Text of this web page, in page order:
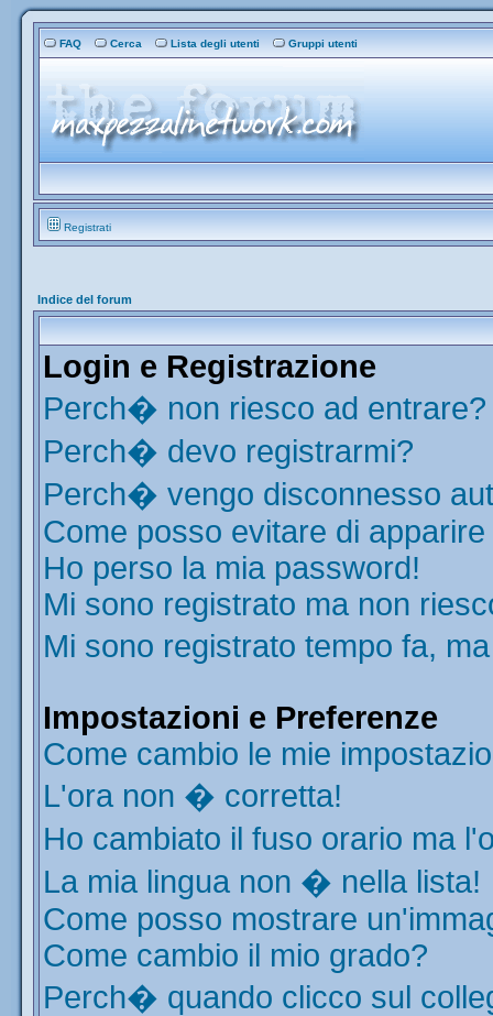
FAQ Cerca Lista degli utenti Gruppi utenti
Registrati
Indice del forum
Login e Registrazione
Perch� non riesco ad entrare?
Perch� devo registrarmi?
Perch� vengo disconnesso
Come posso evitare di
Ho perso la mia password!
Mi sono registrato ma non
Mi sono registrato tempo fa,
Impostazioni e Preferenze
Come cambio le mie
L'ora non � corretta!
Ho cambiato il fuso orario ma
La mia lingua non � nella lista!
Come posso mostrare
Come cambio il mio grado?
Perch� quando clicco sul